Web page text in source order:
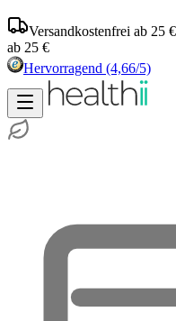
Versandkostenfrei ab 25
ab 25 €
Hervorragend (4,66/5)